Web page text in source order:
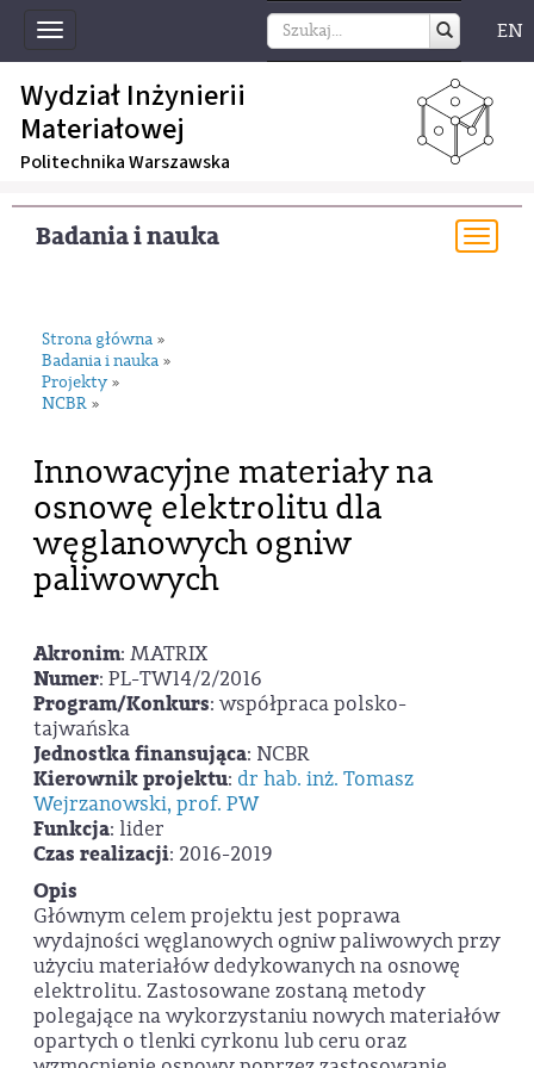
Toggle
navigation
EN
Wydział Inżynierii
Materiałowej
Politechnika Warszawska
Badania i nauka
Strona główna »
Badania i nauka »
Projekty »
NCBR »
Innowacyjne materiały na
osnowę elektrolitu dla
węglanowych ogniw
paliwowych
Akronim: MATRIX
Numer: PL-TW14/2/2016
Program/Konkurs: współpraca polsko-
tajwańska
Jednostka finansująca: NCBR
Kierownik projektu: dr hab. inż. Tomasz
Wejrzanowski, prof. PW
Funkcja: lider
Czas realizacji: 2016-2019
Opis
Głównym celem projektu jest poprawa
wydajności węglanowych ogniw paliwowych przy
użyciu materiałów dedykowanych na osnowę
elektrolitu. Zastosowane zostaną metody
polegające na wykorzystaniu nowych materiałów
opartych o tlenki cyrkonu lub ceru oraz